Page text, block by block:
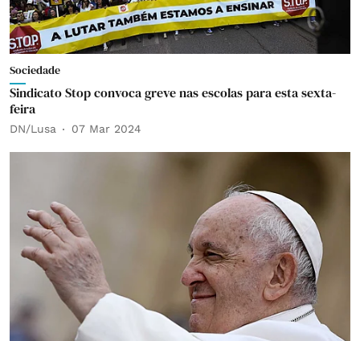
Sociedade
Sindicato Stop convoca greve nas escolas para esta sexta-
feira
DN/Lusa 07 Mar 2024